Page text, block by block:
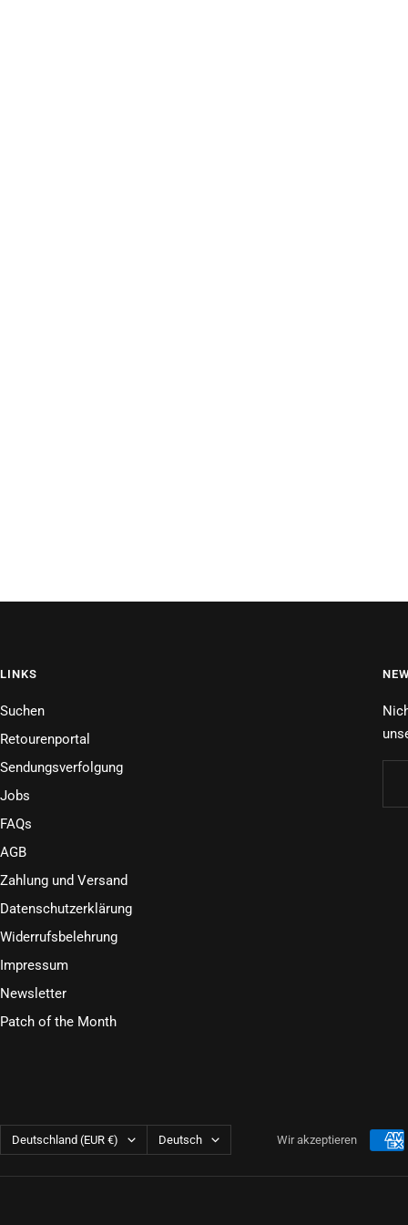
LINKS
Suchen
Retourenportal
Sendungsverfolgung
Jobs
FAQs
AGB
Zahlung und Versand
Datenschutzerklärung
Widerrufsbelehrung
Impressum
Newsletter
Patch of the Month
Land/Region
Deutschland (EUR €) Sprache
Deutsch Wir akzeptieren